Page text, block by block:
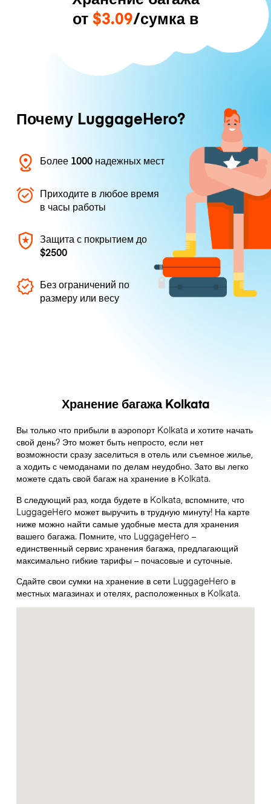
от $3.09/сумка в
Почему LuggageHero?
Более 1000 надежных мест
Приходите в любое время
в часы работы
Защита с покрытием до
$2500
Без ограничений по
размеру или весу
Хранение багажа Kolkata
Вы только что прибыли в аэропорт Kolkata и хотите начать
свой день? Это может быть непросто, если нет
возможности сразу заселиться в отель или съемное жилье,
а ходить с чемоданами по делам неудобно. Зато вы легко
можете сдать свой багаж на хранение в Kolkata.
В следующий раз, когда будете в Kolkata, вспомните, что
LuggageHero может выручить в трудную минуту! На карте
ниже можно найти самые удобные места для хранения
вашего багажа. Помните, что LuggageHero –
единственный сервис хранения багажа, предлагающий
максимально гибкие тарифы – почасовые и суточные.
Сдайте свои сумки на хранение в сети LuggageHero в
местных магазинах и отелях, расположенных в Kolkata.